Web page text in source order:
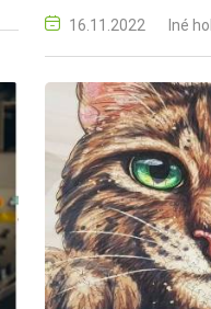
nájdete v prírode,
16.11.2022 Iné